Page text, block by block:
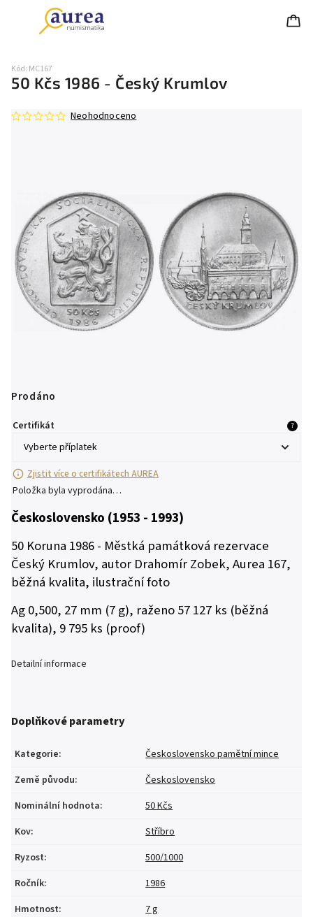
50 Kčs 1986 - Český Krumlov
Kód: MC167
Neohodnoceno
Prodáno
Certifikát ?
Zjistit více o certifikátech AUREA
Položka byla vyprodána…
Československo (1953 - 1993)
50 Koruna 1986 - Městká památková rezervace
Český Krumlov, autor Drahomír Zobek, Aurea 167,
běžná kvalita, ilustrační foto
Ag 0,500, 27 mm (7 g), raženo 57 127 ks (běžná
kvalita), 9 795 ks (proof)
Detailní informace
Doplňkové parametry
Kategorie:
Československo pamětní mince
Země původu:
Československo
Nominální hodnota:
50 Kčs
Kov:
Stříbro
Ryzost:
500/1000
Ročník:
1986
Hmotnost:
7 g